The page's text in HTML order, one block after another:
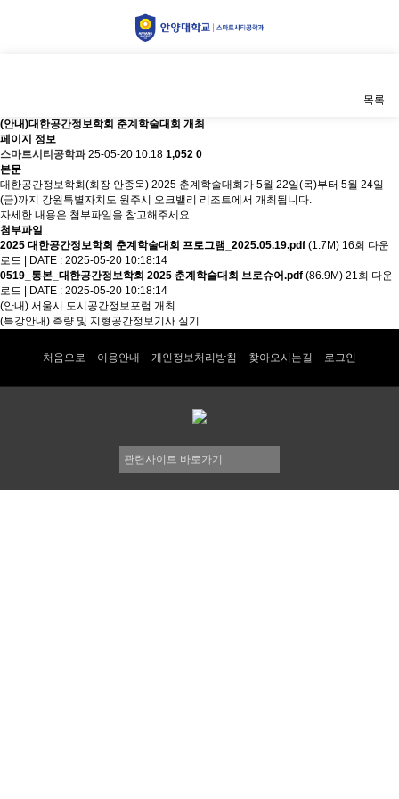
목록
(안내)대한공간정보학회 춘계학술대회 개최
페이지 정보
스마트시티공학과 25-05-20 10:18 1,052 0
본문
대한공간정보학회(회장 안종욱) 2025 춘계학술대회가 5월 22일(목)부터 5월 24일
(금)까지 강원특별자치도 원주시 오크밸리 리조트에서 개최됩니다.
자세한 내용은 첨부파일을 참고해주세요.
첨부파일
2025 대한공간정보학회 춘계학술대회 프로그램_2025.05.19.pdf (1.7M) 16회 다운
로드
DATE : 2025-05-20 10:18:14
0519_통본_대한공간정보학회 2025 춘계학술대회 브로슈어.pdf (86.9M) 21회 다운
로드
DATE : 2025-05-20 10:18:14
(안내) 서울시 도시공간정보포럼 개최
(특강안내) 측량 및 지형공간정보기사 실기
처음으로 이용안내 개인정보처리방침 찾아오시는길 로그인